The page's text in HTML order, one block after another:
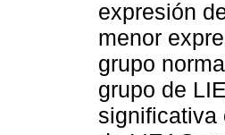
expresión
menor
grupo
grupo de
significativa